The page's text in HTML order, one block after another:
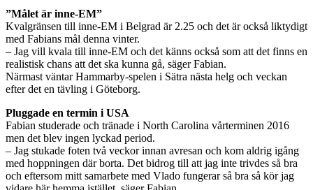
”Målet är inne-EM”
Kvalgränsen till inne-EM i Belgrad är 2.25 och det är också liktydigt
med Fabians mål denna vinter.
– Jag vill kvala till inne-EM och det känns också som att det finns en
realistisk chans att det ska kunna gå, säger Fabian.
Närmast väntar Hammarby-spelen i Sätra nästa helg och veckan
efter det en tävling i Göteborg.
Pluggade en termin i USA
Fabian studerade och tränade i North Carolina vårterminen 2016
men det blev ingen lyckad period.
– Jag stukade foten två veckor innan avresan och kom aldrig igång
med hoppningen där borta. Det bidrog till att jag inte trivdes så bra
och eftersom mitt samarbete med Vlado fungerar så bra så kör jag